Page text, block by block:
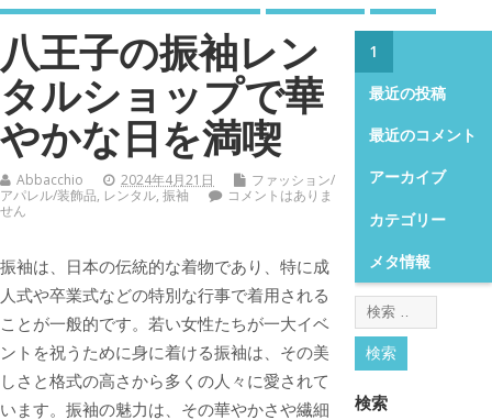
八王子の振袖レン
タルショップで華
やかな日を満喫
Abbacchio 2024年4月21日
ファッション/
アパレル/装飾品, レンタル, 振袖
コメントはありま
せん
振袖は、日本の伝統的な着物であり、特に成
人式や卒業式などの特別な行事で着用される
ことが一般的です。 若い女性たちが一大イベ
ントを祝うために身に着ける振袖は、その美
しさと格式の高さから多くの人々に愛されて
います。振袖の魅力は、その華やかさや繊細
1
最近の投稿
最近のコメント
アーカイブ
カテゴリー
メタ情報
検索